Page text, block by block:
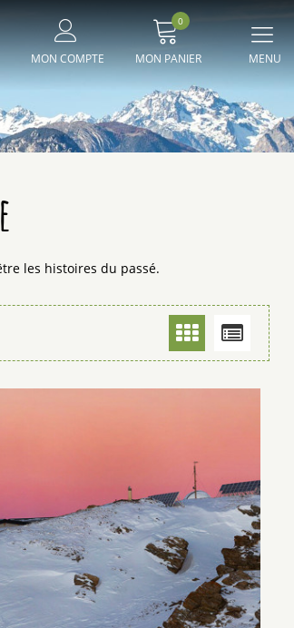
MON COMPTE MON PANIER
0
les histoires du passé.